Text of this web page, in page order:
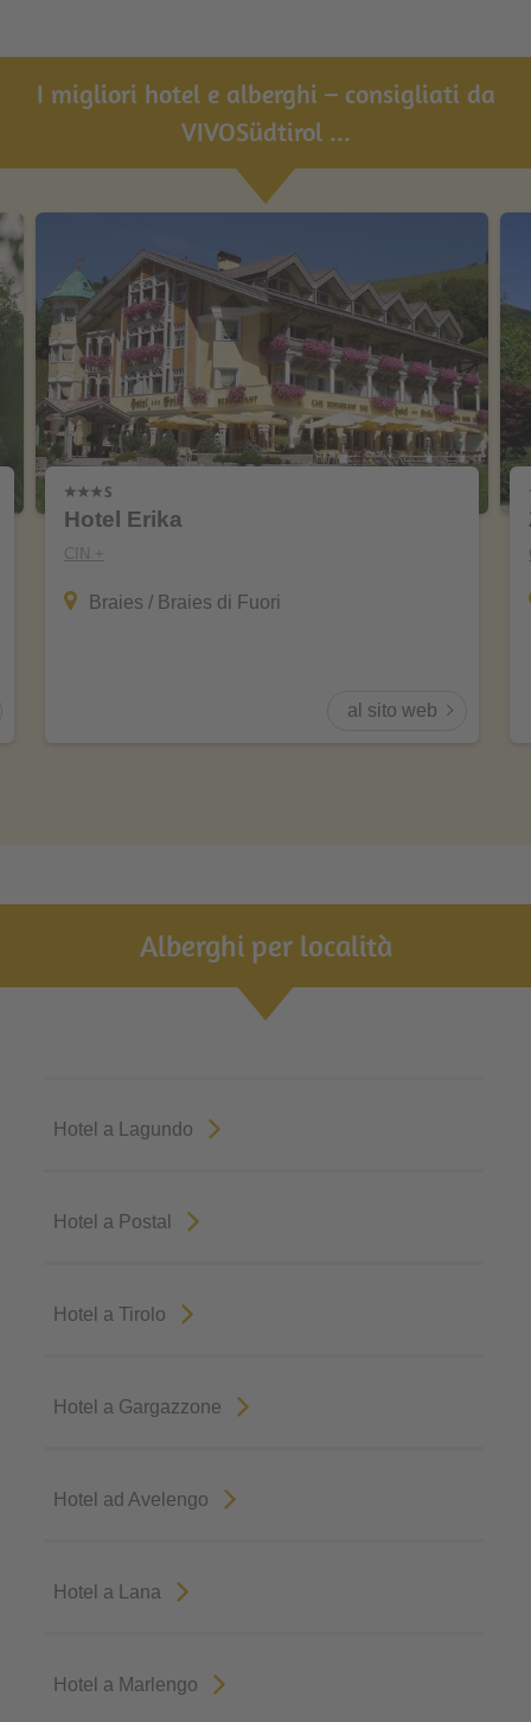
I migliori hotel e alberghi – consigliati da
VIVOSüdtirol ...
Hotel Erika
CIN +
Braies / Braies di Fuori
al sito web
Alberghi per località
Hotel a Lagundo
Hotel a Postal
Hotel a Tirolo
Hotel a Gargazzone
Hotel ad Avelengo
Hotel a Lana
Hotel a Marlengo